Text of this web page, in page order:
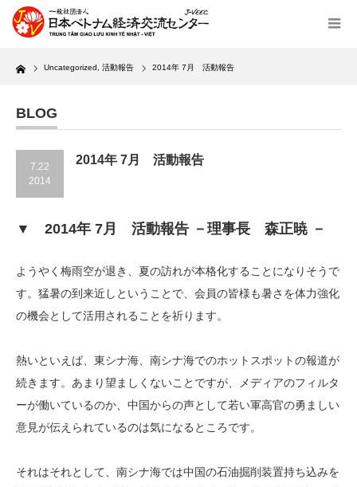
Home Uncategorized 活動報告 2014年 7月 活動報告
BLOG
7.22
2014
2014年 7月 活動報告
▼ 2014年 7月 活動報告 －理事長 森正暁 －
ようやく梅雨空が退き、夏の訪れが本格化することになりそうで
す。猛暑の到来近しということで、会員の皆様も暑さを体力強化
の機会として活用されることを祈ります。
熱いといえば、東シナ海、南シナ海でのホットスポットの報道が
続きます。あまり望ましくないことですが、メディアのフィルタ
ーが働いているのか、中国からの声として若い軍高官の勇ましい
意見が伝えられているのは気になるところです。
それはそれとして、南シナ海では中国の石油掘削装置持ち込みを